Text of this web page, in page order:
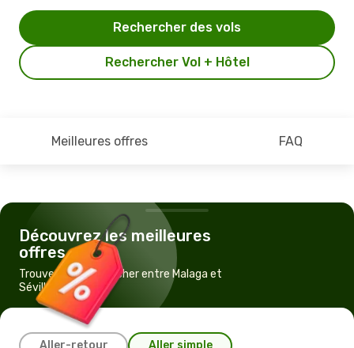
Rechercher Vol + Hôtel
Rechercher des vols
Meilleures offres FAQ
Découvrez les meilleures
offres
Trouvez un vol pas cher entre Malaga et
Séville
Aller-retour Aller simple